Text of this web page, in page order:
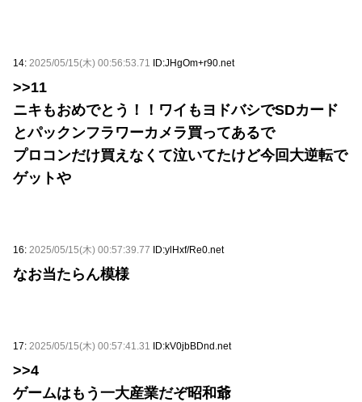
14: 2025/05/15(木) 00:56:53.71 ID:JHgOm+r90.net
>>11
ニキもおめでとう！！ワイもヨドバシでSDカード
とパックンフラワーカメラ買ってあるで
プロコンだけ買えなくて泣いてたけど今回大逆転で
ゲットや
16: 2025/05/15(木) 00:57:39.77 ID:ylHxf/Re0.net
なお当たらん模様
17: 2025/05/15(木) 00:57:41.31 ID:kV0jbBDnd.net
>>4
ゲームはもう一大産業だぞ昭和爺